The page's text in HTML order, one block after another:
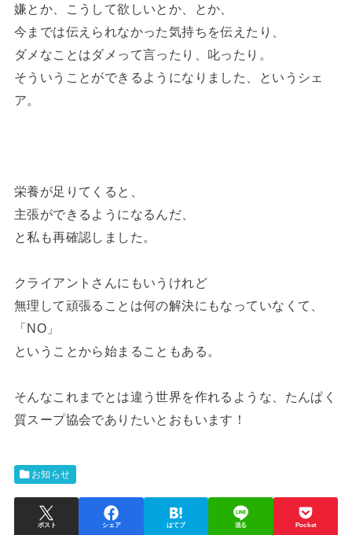
嫌とか、こうして欲しいとか、とか、
今までは伝えられなかった気持ちを伝えたり、
ダメなことはダメって言ったり、叱ったり。
そういうことができるようになりました、というシェ
ア。
栄養が足りてくると、
主張ができるようになるんだ、
と私も再確認しました。
クライアントさんにもいうけれど
無理して頑張ることは何の解決にもなっていなくて、
「NO」
ということから始まることもある。
そんなこれまでとは違う世界を作れるような、たんぱく
質スープ協会でありたいとおもいます！
お知らせ
ポスト シェア はてブ 送る Pocket